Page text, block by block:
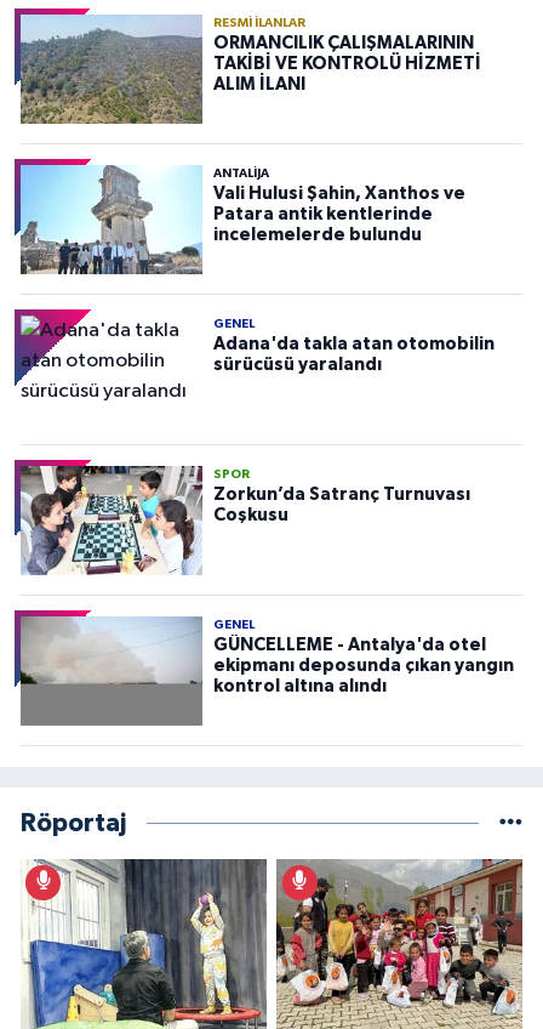
RESMI İLANLAR
ORMANCILIK ÇALIŞMALARININ
TAKİBİ VE KONTROLÜ HİZMETİ
ALIM İLANI
ANTALIJA
Vali Hulusi Şahin, Xanthos ve
Patara antik kentlerinde
incelemelerde bulundu
GENEL
Adana'da takla atan otomobilin
sürücüsü yaralandı
SPOR
Zorkun’da Satranç Turnuvası
Coşkusu
GENEL
GÜNCELLEME - Antalya'da otel
ekipmanı deposunda çıkan yangın
kontrol altına alındı
Röportaj